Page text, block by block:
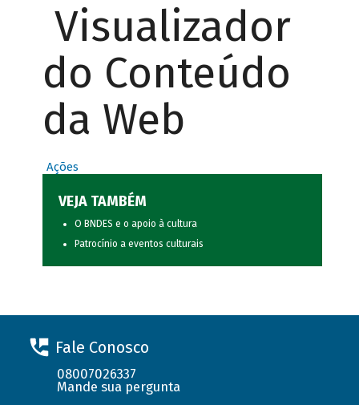
Visualizador
do Conteúdo
da Web
Ações
VEJA TAMBÉM
O BNDES e o apoio à cultura
Patrocínio a eventos culturais
Fale Conosco
08007026337
Mande sua pergunta